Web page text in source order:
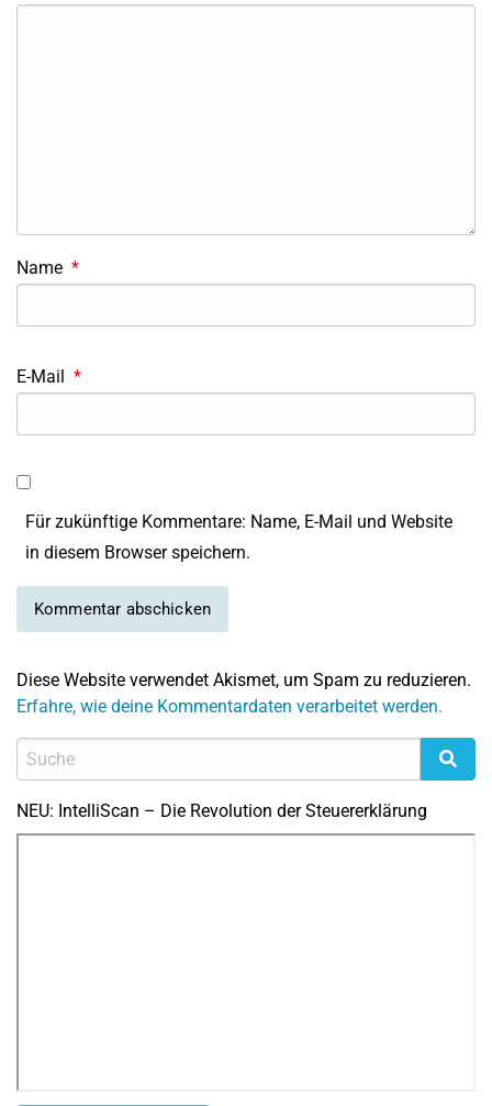
Name *
E-Mail *
Für zukünftige Kommentare: Name, E-Mail und Website
in diesem Browser speichern.
Diese Website verwendet Akismet, um Spam zu reduzieren.
Erfahre, wie deine Kommentardaten verarbeitet werden.
NEU: IntelliScan – Die Revolution der Steuererklärung